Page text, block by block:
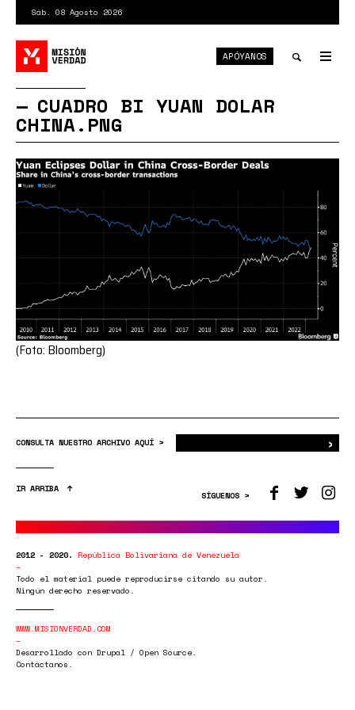
contenido
principal
Sáb. 08 Agosto 2026
APÓYANOS
CUADRO BI YUAN DOLAR
CHINA.PNG
(Foto: Bloomberg)
CONSULTA NUESTRO ARCHIVO AQUÍ > ›
IR ARRIBA
SÍGUENOS >
2012 - 2020. República Bolivariana de Venezuela
Todo el material puede reproducirse citando su autor.
Ningún derecho reservado.
WWW.MISIONVERDAD.COM
Desarrollado con Drupal / Open Source.
Contáctanos.